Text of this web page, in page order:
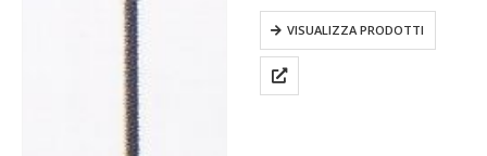
VISUALIZZA PRODOTTI